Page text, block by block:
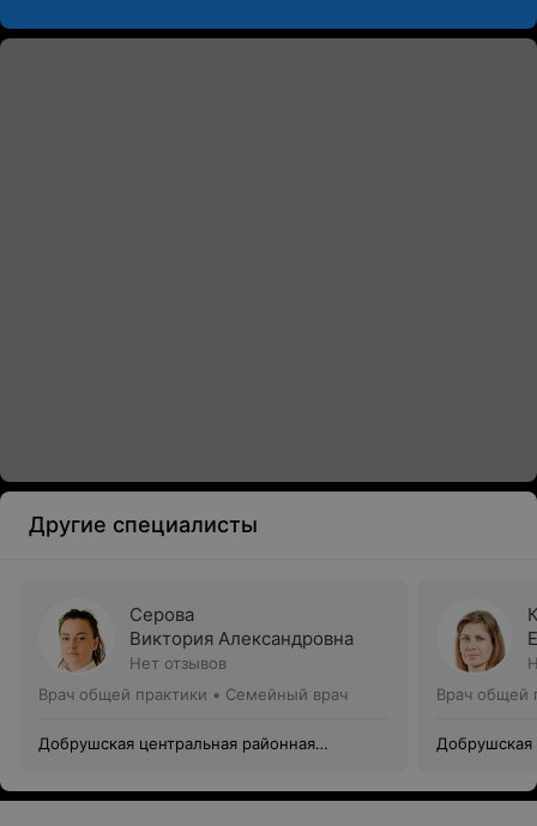
Другие специалисты
Серова
Виктория Александровна
Нет отзывов
Врач общей практики • Семейный врач
Добрушская центральная районная
Врач общей
Добрушская